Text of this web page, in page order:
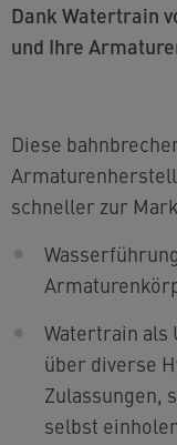
Dank Watertrain von Neoperl bleiben das Wasser –
und Ihre
Diese
schneller zur
Watertrain als
über diverse
Zulassungen,
selbst